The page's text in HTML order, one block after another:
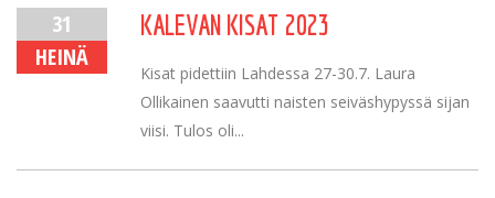
31
HEINÄ
KALEVAN KISAT 2023
Kisat pidettiin Lahdessa 27-30.7. Laura
Ollikainen saavutti naisten seiväshypyssä sijan
viisi. Tulos oli...